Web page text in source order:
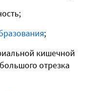
;
кишечной
отрезка